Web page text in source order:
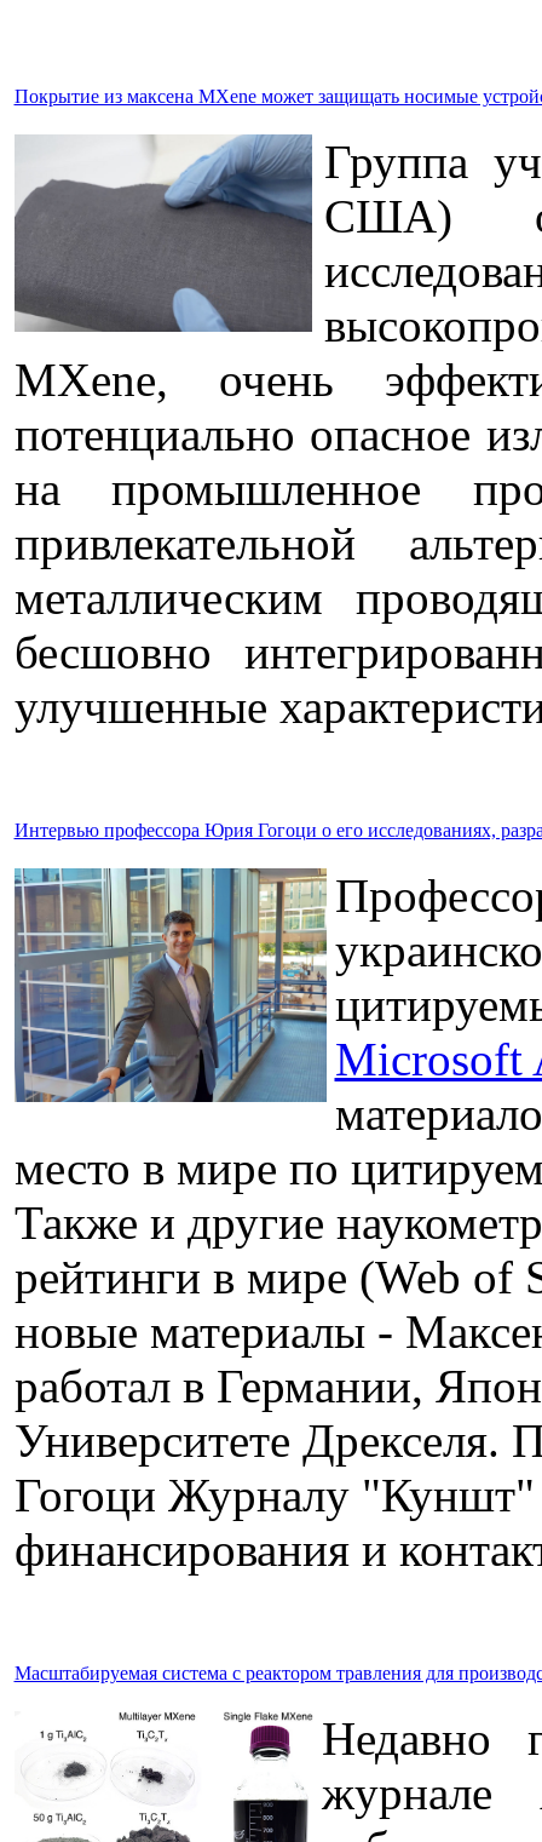
Покрытие из максена MXene может защищать носимые
Группа
США)
MXene, очень
потенциально опасное
на промышленное
привлекательной
металлическим
бесшовно
улучшенные
Интервью профессора Юрия Гогоци о его исследованиях,
Microsoft
место в мире по
Также и другие
рейтинги в мире (Web of
новые материалы -
работал в Германии,
Университете
Гогоци Журналу "Куншт"
финансирования и
Масштабируемая система c реактором травления для
Недавно
журнале